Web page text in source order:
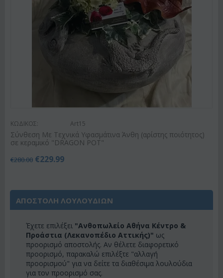
ΚΩΔΙΚΟΣ: Art15
Σύνθεση Με Τεχνικά Υφασμάτινα Άνθη (αρίστης ποιότητος)
σε κεραμικό "DRAGON POT"
€280.00 €229.99
ΑΠΟΣΤΟΛΗ ΛΟΥΛΟΥΔΙΩΝ
Έχετε επιλέξει "Ανθοπωλείο Αθήνα Κέντρο &
Προάστια (Λεκανοπέδιο Αττικής)" ως
προορισμό αποστολής. Αν θέλετε διαφορετικό
προορισμό, παρακαλώ επιλέξτε "αλλαγή
προορισμού" για να δείτε τα διαθέσιμα λουλούδια
για τον προορισμό σας.